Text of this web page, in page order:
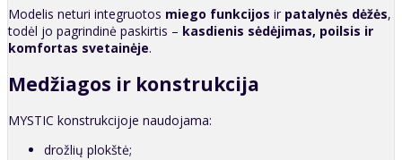
Modelis neturi integruotos miego funkcijos ir patalynės dėžės,
todėl jo pagrindinė paskirtis – kasdienis sėdėjimas, poilsis ir
komfortas svetainėje.
Medžiagos ir konstrukcija
MYSTIC konstrukcijoje naudojama:
drožlių plokštė;